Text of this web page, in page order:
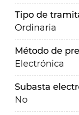
Tipo de
Ordinaria
Método de
Electrónica
Subasta
No